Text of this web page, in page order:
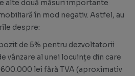
alte două măsuri importante
în mod negativ. Astfel, au
despre:
de 5% pentru dezvoltatorii
vânzare al unei locuințe din care
lei fără TVA (aproximativ